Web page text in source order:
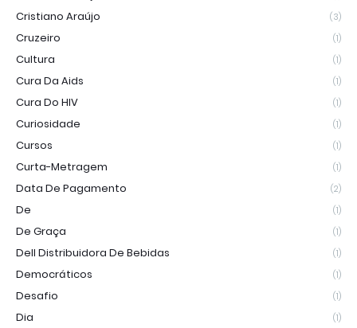
Cristiano Araújo (3)
Cruzeiro (1)
Cultura (1)
Cura Da Aids (1)
Cura Do HIV (1)
Curiosidade (1)
Cursos (1)
Curta-Metragem (1)
Data De Pagamento (2)
De (1)
De Graça (1)
Dell Distribuidora De Bebidas (1)
Democráticos (1)
Desafio (1)
Dia (1)